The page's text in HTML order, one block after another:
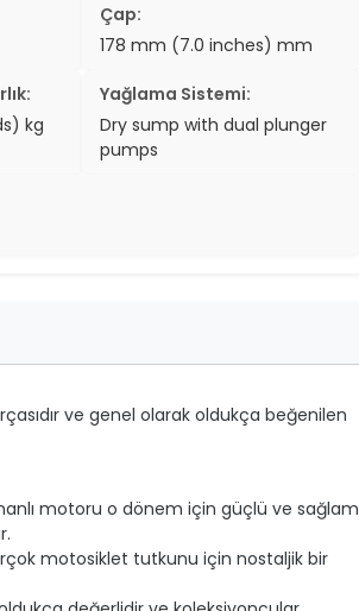
Çap:
178 mm (7.0 inches) mm
kg
Yağlama Sistemi:
Dry sump with dual plunger
pumps
ve genel olarak oldukça beğenilen
motoru o dönem için güçlü ve sağlam
motosiklet tutkunu için nostaljik bir